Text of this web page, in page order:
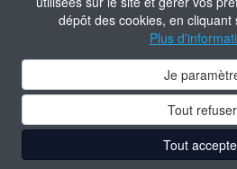
dépôt des cookies, en
Plus
Je
Tout refuser
Tout